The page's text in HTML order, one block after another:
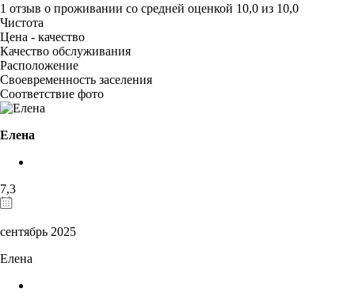
1 отзыв о проживании со средней оценкой 10,0 из 10,0
Чистота
Цена - качество
Качество обслуживания
Расположение
Своевременность заселения
Соответствие фото
Елена
7,3
сентябрь 2025
Елена